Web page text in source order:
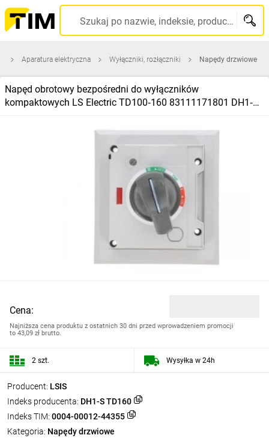
Szukaj po nazwie, indeksie, producencie, kodzie kreskowym...
Aparatura elektryczna Wyłączniki, rozłączniki Napędy drzwiowe
Napęd obrotowy bezpośredni do wyłączników
kompaktowych LS Electric TD100‑160 83111171801 DH1‑S
Producent: LSIS
Indeks producenta: DH1-S TD160
Indeks TIM: 0004-00012-44355
Kategoria: Napędy drzwiowe
Cena:
Najniższa cena produktu z ostatnich 30 dni przed wprowadzeniem promocji
to 43,09 zł brutto.
2 szt. Wysyłka w 24h